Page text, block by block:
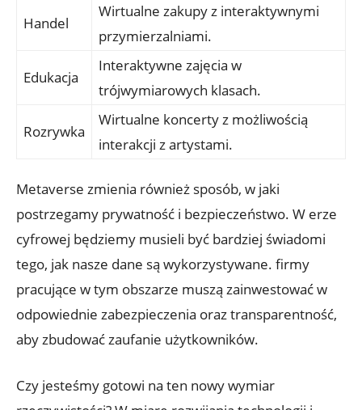
Handel
Wirtualne zakupy z interaktywnymi
przymierzalniami.
Edukacja
Interaktywne zajęcia w
trójwymiarowych klasach.
Rozrywka
Wirtualne koncerty z możliwością
interakcji z artystami.
Metaverse zmienia również sposób, w jaki
postrzegamy prywatność i bezpieczeństwo. W erze
cyfrowej będziemy musieli być bardziej świadomi
tego, jak nasze dane są wykorzystywane. firmy
pracujące w tym obszarze muszą zainwestować w
odpowiednie zabezpieczenia oraz transparentność,
aby zbudować zaufanie użytkowników.
Czy jesteśmy gotowi na ten nowy wymiar